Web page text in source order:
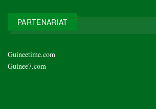
PARTENARIAT
Guineetime.com
Guinee7.com